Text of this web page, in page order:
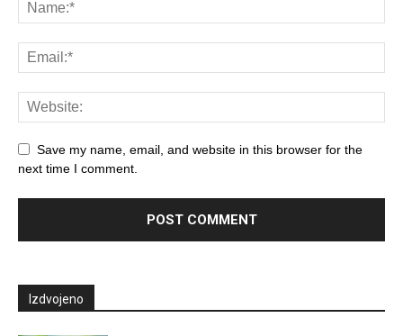
Save my name, email, and website in this browser for the
next time I comment.
Izdvojeno